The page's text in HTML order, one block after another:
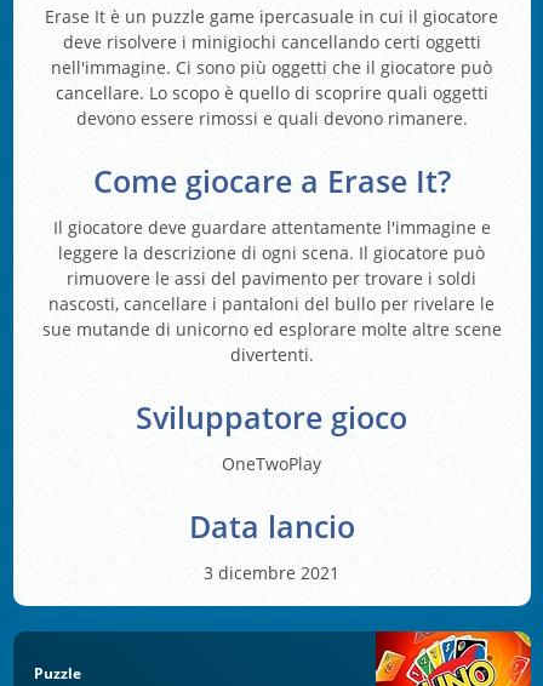
Erase It è un puzzle game ipercasuale in cui il giocatore
deve risolvere i minigiochi cancellando certi oggetti
nell'immagine. Ci sono più oggetti che il giocatore può
cancellare. Lo scopo è quello di scoprire quali oggetti
devono essere rimossi e quali devono rimanere.
Come giocare a Erase It?
Il giocatore deve guardare attentamente l'immagine e
leggere la descrizione di ogni scena. Il giocatore può
rimuovere le assi del pavimento per trovare i soldi
nascosti, cancellare i pantaloni del bullo per rivelare le
sue mutande di unicorno ed esplorare molte altre scene
divertenti.
Sviluppatore gioco
OneTwoPlay
Data lancio
3 dicembre 2021
Puzzle